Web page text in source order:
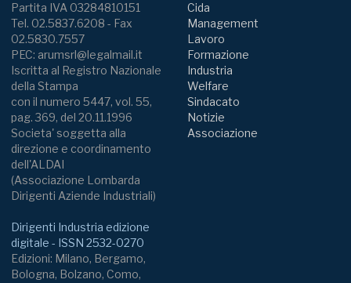
Partita IVA 03284810151
Tel. 02.5837.6208 - Fax
02.5830.7557
PEC: arumsrl@legalmail.it
Iscritta al Registro Nazionale
della Stampa
con il numero 5447, vol. 55,
pag. 369, del 20.11.1996
Societa' soggetta alla
direzione e coordinamento
dell'ALDAI
(Associazione Lombarda
Dirigenti Aziende Industriali)
Dirigenti Industria edizione
digitale - ISSN 2532-0270
Edizioni: Milano, Bergamo,
Bologna, Bolzano, Como,
Cida
Management
Lavoro
Formazione
Industria
Welfare
Sindacato
Notizie
Associazione